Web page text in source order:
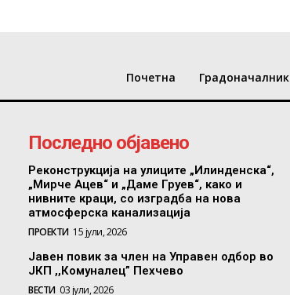
Почетна Градоначалник
Последно објавено
Реконструкција на улиците „Илинденска“,
„Мирче Ацев“ и „Даме Груев“, како и
нивните краци, со изградба на нова
атмосферска канализација
ПРОЕКТИ 15 јули, 2026
Јавен повик за член на Управен одбор во
ЈКП ,,Комуналец” Пехчево
ВЕСТИ 03 јули, 2026